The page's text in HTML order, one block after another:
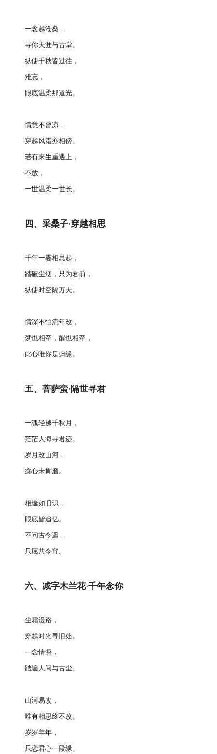
一念越沧桑，
寻你天涯与古堂。
纵使千秋皆过往，
难忘，
眼底温柔那道光。
情意不曾凉，
穿越风霜亦相傍。
若有来生重遇上，
不放，
一世温柔一世长。
四、采桑子·穿越相思
千年一霎相思起，
踏破尘烟，只为君前，
纵使时空隔万天。
情深不怕流年改，
梦也相牵，醒也相牵，
此心唯你是归缘。
五、菩萨蛮·隔世寻君
一魂轻越千秋月，
茫茫人海寻君迹。
岁月改山河，
痴心未肯磨。
相逢如旧识，
眼底皆追忆。
不问古今遥，
只愿共今宵。
六、减字木兰花·千年念你
尘霜漫路，
穿越时光寻旧处。
一念情深，
踏遍人间与古尘。
山河易改，
唯有相思终不改。
岁岁年年，
只恋君心一段缘。